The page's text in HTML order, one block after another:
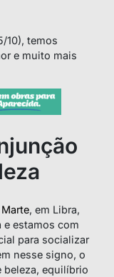
10), temos
e muito mais
Marte, em Libra,
e estamos com
para socializar
nesse signo, o
beleza, equilíbrio